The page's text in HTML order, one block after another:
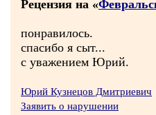
Рецензия на «
понравилось.
спасибо я сыт...
с уважением Юрий.
Юрий Кузнецов Дмитриевич
Заявить о нарушении